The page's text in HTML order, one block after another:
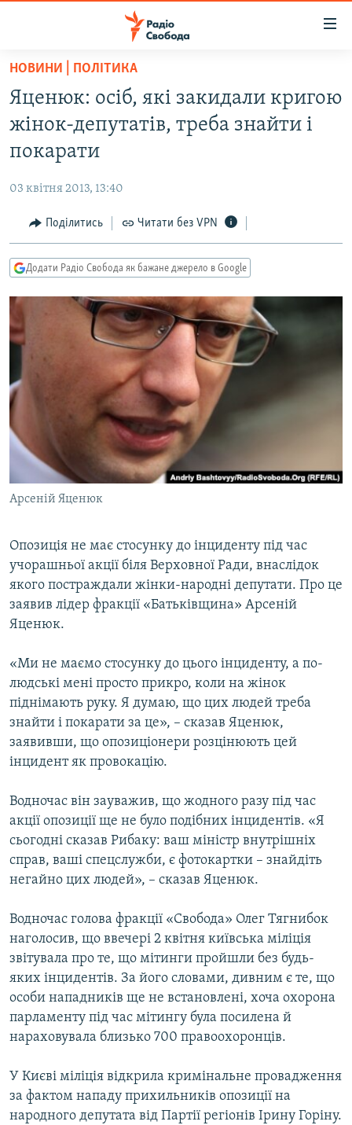
Перейти
основного
матеріалу
до
основної
Перейти
до
пошуку
РАДІО СВОБОДА – 70 РОКІВ
ВСЕ ЗА ДОБУ
СУСПІЛЬСТВО
УКРАЇНА
РОСІЙСЬКА «ФІЛЬТРАЦІЯ»
ДОНБАС.РЕАЛІЇ
ТИ ЯК?
СХЕМИ
ПРИАЗОВ’Я
МУЛЬТИМЕДІА
СПЕЦПРОЄКТИ
ПОДКАСТИ
РУС
УКР
КТАТ
Усі сайти RFE/RL
НОВИНИ | ПОЛІТИКА
Яценюк: осіб, які закидали кригою
жінок-депутатів, треба знайти і
покарати
03 квітня 2013, 13:40
Поділитись Читати без VPN
Додати Радіо Свобода як бажане джерело в Google
Арсеній Яценюк
Опозиція не має стосунку до інциденту під час
учорашньої акції біля Верховної Ради, внаслідок
якого постраждали жінки-народні депутати. Про це
заявив лідер фракції «Батьківщина» Арсеній
Яценюк.
«Ми не маємо стосунку до цього інциденту, а по-
людські мені просто прикро, коли на жінок
піднімають руку. Я думаю, що цих людей треба
знайти і покарати за це», – сказав Яценюк,
заявивши, що опозиціонери розцінюють цей
інцидент як провокацію.
Водночас він зауважив, що жодного разу під час
акції опозиції ще не було подібних інцидентів. «Я
сьогодні сказав Рибаку: ваш міністр внутрішніх
справ, ваші спецслужби, є фотокартки – знайдіть
негайно цих людей», – сказав Яценюк.
Водночас голова фракції «Свобода» Олег Тягнибок
наголосив, що ввечері 2 квітня київська міліція
звітувала про те, що мітинги пройшли без будь-
яких інцидентів. За його словами, дивним є те, що
особи нападників ще не встановлені, хоча охорона
парламенту під час мітингу була посилена й
нараховувала близько 700 правоохоронців.
У Києві міліція відкрила кримінальне провадження
за фактом нападу прихильників опозиції на
народного депутата від Партії регіонів Ірину Горіну.